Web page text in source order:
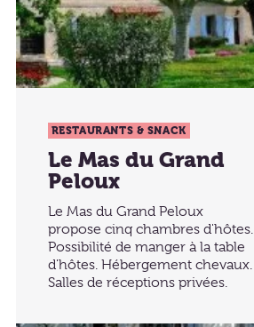
RESTAURANTS & SNACK
Le Mas du Grand
Peloux
Le Mas du Grand Peloux
propose cinq chambres d'hôtes.
Possibilité de manger à la table
d'hôtes. Hébergement chevaux.
Salles de réceptions privées.